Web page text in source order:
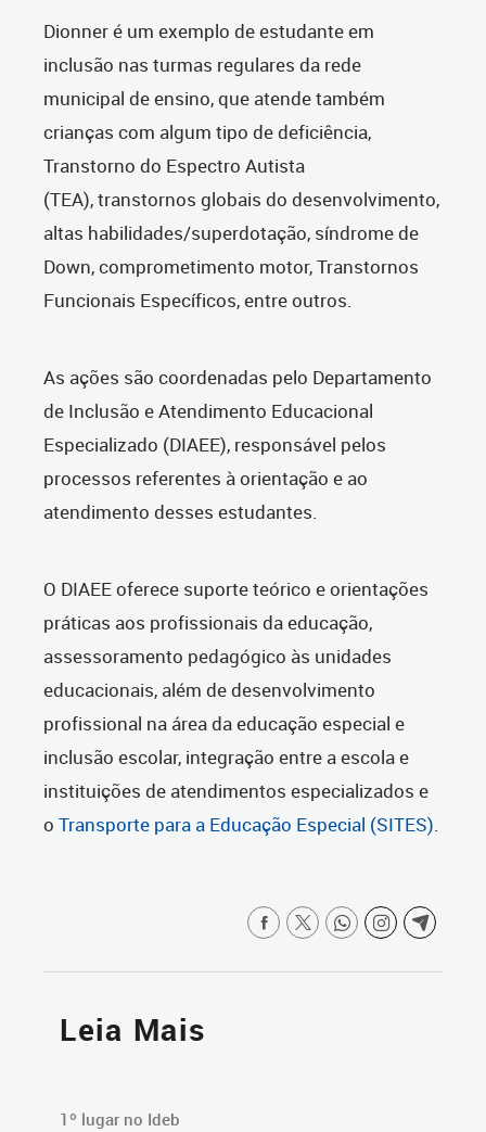
Dionner é um exemplo de estudante em
inclusão nas turmas regulares da rede
municipal de ensino, que atende também
crianças com algum tipo de deficiência,
Transtorno do Espectro Autista
(TEA), transtornos globais do desenvolvimento,
altas habilidades/superdotação, síndrome de
Down, comprometimento motor, Transtornos
Funcionais Específicos, entre outros.
As ações são coordenadas pelo Departamento
de Inclusão e Atendimento Educacional
Especializado (DIAEE), responsável pelos
processos referentes à orientação e ao
atendimento desses estudantes.
O DIAEE oferece suporte teórico e orientações
práticas aos profissionais da educação,
assessoramento pedagógico às unidades
educacionais, além de desenvolvimento
profissional na área da educação especial e
inclusão escolar, integração entre a escola e
instituições de atendimentos especializados e
o Transporte para a Educação Especial (SITES).
Leia Mais
1º lugar no Ideb